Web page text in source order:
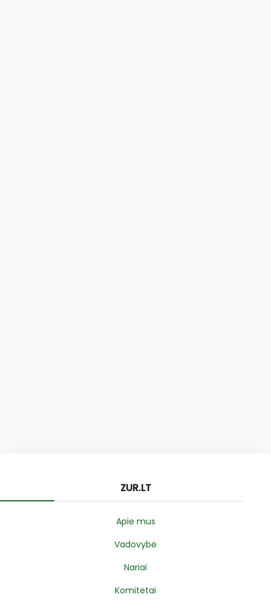
ZUR.LT
Apie mus
Vadovybė
Nariai
Komitetai